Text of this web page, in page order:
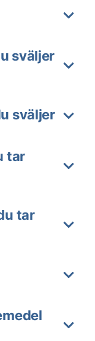
sväljer
sväljer
tar
tar